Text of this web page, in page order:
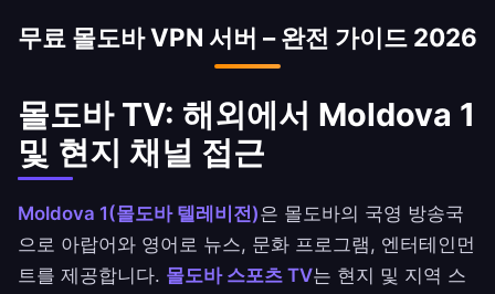
행(BBK) 앱에 안전하게 접근하세요.
무료 몰도바 VPN 서버 – 완전 가이드 2026
몰도바 TV: 해외에서 Moldova 1
및 현지 채널 접근
Moldova 1(몰도바 텔레비전)은 몰도바의 국영 방송국
으로 아랍어와 영어로 뉴스, 문화 프로그램, 엔터테인먼
트를 제공합니다. 몰도바 스포츠 TV는 현지 및 지역 스